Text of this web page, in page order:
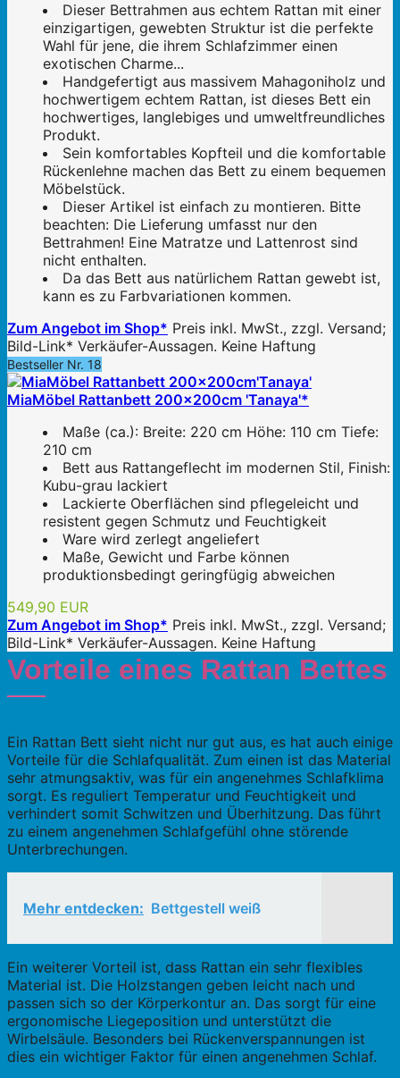
Dieser Bettrahmen aus echtem Rattan mit einer
einzigartigen, gewebten Struktur ist die perfekte
Wahl für jene, die ihrem Schlafzimmer einen
exotischen Charme...
Handgefertigt aus massivem Mahagoniholz und
hochwertigem echtem Rattan, ist dieses Bett ein
hochwertiges, langlebiges und umweltfreundliches
Produkt.
Sein komfortables Kopfteil und die komfortable
Rückenlehne machen das Bett zu einem bequemen
Möbelstück.
Dieser Artikel ist einfach zu montieren. Bitte
beachten: Die Lieferung umfasst nur den
Bettrahmen! Eine Matratze und Lattenrost sind
nicht enthalten.
Da das Bett aus natürlichem Rattan gewebt ist,
kann es zu Farbvariationen kommen.
Zum Angebot im Shop* Preis inkl. MwSt., zzgl. Versand;
Bild-Link* Verkäufer-Aussagen. Keine Haftung
Bestseller Nr. 18
MiaMöbel Rattanbett 200x200cm 'Tanaya'*
Maße (ca.): Breite: 220 cm Höhe: 110 cm Tiefe:
210 cm
Bett aus Rattangeflecht im modernen Stil, Finish:
Kubu-grau lackiert
Lackierte Oberflächen sind pflegeleicht und
resistent gegen Schmutz und Feuchtigkeit
Ware wird zerlegt angeliefert
Maße, Gewicht und Farbe können
produktionsbedingt geringfügig abweichen
549,90 EUR
Zum Angebot im Shop* Preis inkl. MwSt., zzgl. Versand;
Bild-Link* Verkäufer-Aussagen. Keine Haftung
Vorteile eines Rattan Bettes
Ein Rattan Bett sieht nicht nur gut aus, es hat auch einige
Vorteile für die Schlafqualität. Zum einen ist das Material
sehr atmungsaktiv, was für ein angenehmes Schlafklima
sorgt. Es reguliert Temperatur und Feuchtigkeit und
verhindert somit Schwitzen und Überhitzung. Das führt
zu einem angenehmen Schlafgefühl ohne störende
Unterbrechungen.
Mehr entdecken: Bettgestell weiß
Ein weiterer Vorteil ist, dass Rattan ein sehr flexibles
Material ist. Die Holzstangen geben leicht nach und
passen sich so der Körperkontur an. Das sorgt für eine
ergonomische Liegeposition und unterstützt die
Wirbelsäule. Besonders bei Rückenverspannungen ist
dies ein wichtiger Faktor für einen angenehmen Schlaf.